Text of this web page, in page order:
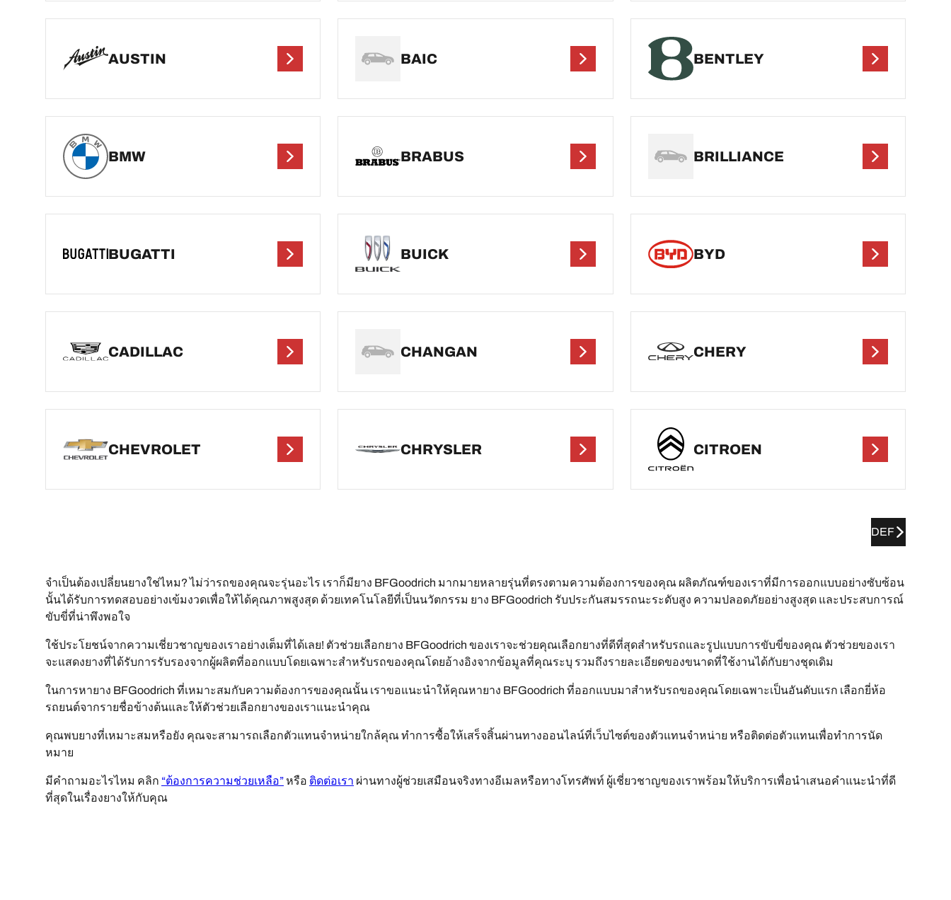
AUSTIN BAIC BENTLEY
BMW BRABUS BRILLIANCE
BUGATTI BUICK BYD
CADILLAC CHANGAN CHERY
CHEVROLET CHRYSLER CITROEN
DEF
จำเป็นต้องเปลี่ยนยางใช่ไหม? ไม่ว่ารถของคุณจะรุ่นอะไร เราก็มียาง BFGoodrich มากมายหลายรุ่นที่ตรงตามความต้องการของคุณ ผลิตภัณฑ์ของเราที่มีการออกแบบอย่างซับซ้อน
นั้นได้รับการทดสอบอย่างเข้มงวดเพื่อให้ได้คุณภาพสูงสุด ด้วยเทคโนโลยีที่เป็นนวัตกรรม ยาง BFGoodrich รับประกันสมรรถนะระดับสูง ความปลอดภัยอย่างสูงสุด และประสบการณ์
ขับขี่ที่น่าพึงพอใจ
ใช้ประโยชน์จากความเชี่ยวชาญของเราอย่างเต็มที่ได้เลย! ตัวช่วยเลือกยาง BFGoodrich ของเราจะช่วยคุณเลือกยางที่ดีที่สุดสำหรับรถและรูปแบบการขับขี่ของคุณ ตัวช่วยของเรา
จะแสดงยางที่ได้รับการรับรองจากผู้ผลิตที่ออกแบบโดยเฉพาะสำหรับรถของคุณโดยอ้างอิงจากข้อมูลที่คุณระบุ รวมถึงรายละเอียดของขนาดที่ใช้งานได้กับยางชุดเดิม
ในการหายาง BFGoodrich ที่เหมาะสมกับความต้องการของคุณนั้น เราขอแนะนำให้คุณหายาง BFGoodrich ที่ออกแบบมาสำหรับรถของคุณโดยเฉพาะเป็นอันดับแรก เลือกยี่ห้อ
รถยนต์จากรายชื่อข้างต้นและให้ตัวช่วยเลือกยางของเราแนะนำคุณ
คุณพบยางที่เหมาะสมหรือยัง คุณจะสามารถเลือกตัวแทนจำหน่ายใกล้คุณ ทำการซื้อให้เสร็จสิ้นผ่านทางออนไลน์ที่เว็บไซต์ของตัวแทนจำหน่าย หรือติดต่อตัวแทนเพื่อทำการนัด
หมาย
มีคำถามอะไรไหม คลิก “ต้องการความช่วยเหลือ”หรือ ติดต่อเรา ผ่านทางผู้ช่วยเสมือนจริงทางอีเมลหรือทางโทรศัพท์ ผู้เชี่ยวชาญของเราพร้อมให้บริการเพื่อนำเสนอคำแนะนำที่ดี
ที่สุดในเรื่องยางให้กับคุณ